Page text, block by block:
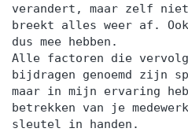
verandert, maar zelf
breekt alles weer af. Ook
dus mee hebben.
Alle factoren die
bijdragen genoemd zijn
maar in mijn ervaring
betrekken van je
sleutel in handen.